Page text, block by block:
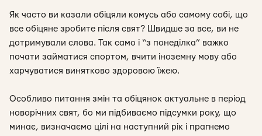
Як часто ви казали обіцяли комусь або самому собі, що
все обіцяне зробите після свят? Швидше за все, ви не
дотримували слова. Так само і “з понеділка” важко
почати займатися спортом, вчити іноземну мову або
харчуватися винятково здоровою їжею.
Особливо питання змін та обіцянок актуальне в період
новорічних свят, бо ми підбиваємо підсумки року, що
минає, визначаємо цілі на наступний рік і прагнемо